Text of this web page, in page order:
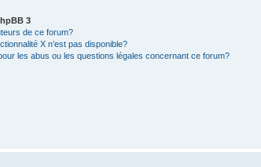
3
de ce forum?
X n’est pas disponible?
les abus ou les questions légales concernant ce forum?